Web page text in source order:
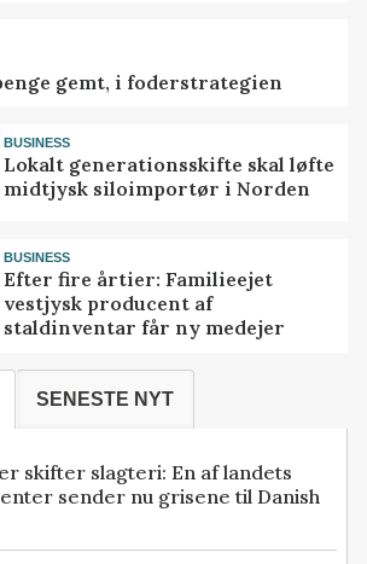
gemt, i foderstrategien
BUSINESS
Lokalt generationsskifte skal løfte
midtjysk siloimportør i Norden
BUSINESS
Efter fire årtier: Familieejet
vestjysk producent af
staldinventar får ny medejer
SENESTE NYT
skifter slagteri: En af landets
sender nu grisene til Danish